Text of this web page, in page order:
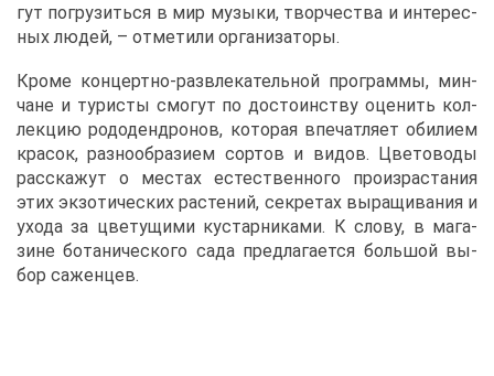
гут по­гру­зить­ся в мир му­зы­ки, твор­че­ства и ин­те­рес­
ных лю­дей, – от­ме­ти­ли ор­га­ни­за­то­ры.
Кро­ме кон­церт­но-раз­вле­ка­тель­ной про­грам­мы, мин­
чане и ту­ри­сты смо­гут по до­сто­ин­ству оце­нить кол­
лек­цию ро­до­денд­ро­нов, ко­то­рая впе­чат­ля­ет оби­ли­ем
кра­сок, раз­но­об­ра­зи­ем сор­тов и ви­дов. Цве­то­во­ды
рас­ска­жут о ме­стах есте­ствен­но­го про­из­рас­та­ния
этих эк­зо­ти­че­ских рас­те­ний, сек­ре­тах вы­ра­щи­ва­ния и
ухо­да за цве­ту­щи­ми ку­стар­ни­ка­ми. К сло­ву, в ма­га­
зине бо­та­ни­че­ско­го са­да пред­ла­га­ет­ся боль­шой вы­
бор са­жен­цев.